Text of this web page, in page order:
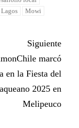
Mowi
Siguiente
marcó
en la Fiesta del
2025 en
Melipeuco